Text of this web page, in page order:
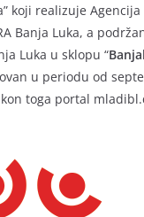
koji realizuje Agencija
Banja Luka, a
Luka u sklopu “
u periodu od
toga portal